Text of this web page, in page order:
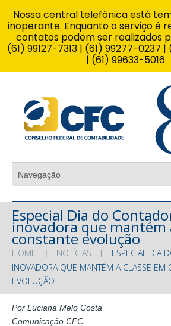
Especial Dia do
inovadora que mantém
constante evolução
HOME NOTÍCIAS
ESPECIAL DIA
INOVADORA QUE MANTÉM A CLASSE EM
EVOLUÇÃO
Por Luciana Melo Costa
Comunicação CFC
Nossa central telefônica está
inoperante. Enquanto o serviço é
contatos podem ser realizados
(61) 99127-7313 | (61) 99277-0237
| (61) 99633-5016